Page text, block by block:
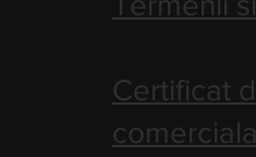
Certificat
comerciala